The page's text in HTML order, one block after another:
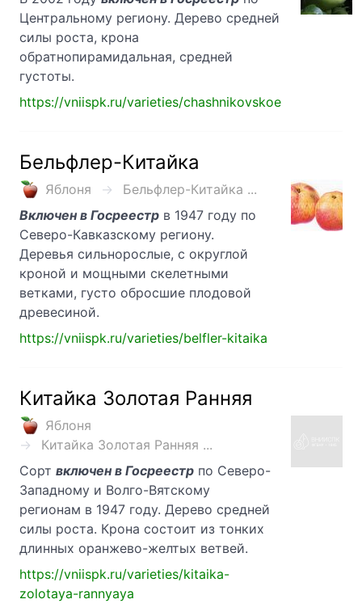
Центральному региону. Дерево средней
силы роста, крона
обратнопирамидальная, средней
густоты.
https://vniispk.ru/varieties/chashnikovskoe
Бельфлер-Китайка
Яблоня
Бельфлер-Китайка ...
Включен в Госреестр в 1947 году по
Северо-Кавказскому региону.
Деревья сильнорослые, с округлой
кроной и мощными скелетными
ветками, густо обросшие плодовой
древесиной.
https://vniispk.ru/varieties/belfler-kitaika
Китайка Золотая Ранняя
Яблоня
Китайка Золотая Ранняя ...
Сорт включен в Госреестр по Северо-
Западному и Волго-Вятскому
регионам в 1947 году. Дерево средней
силы роста. Крона состоит из тонких
длинных оранжево-желтых ветвей.
https://vniispk.ru/varieties/kitaika-
zolotaya-rannyaya